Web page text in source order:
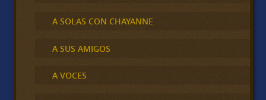
A SOLAS CON CHAYANNE
A SUS AMIGOS
A VOCES